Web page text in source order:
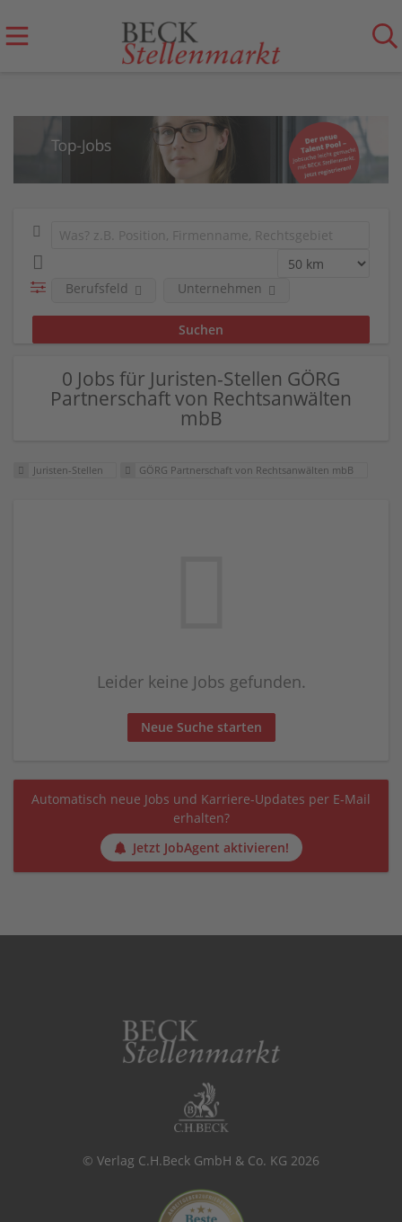
Berufsfeld Unternehmen
0 Jobs für Juristen-Stellen GÖRG
Partnerschaft von Rechtsanwälten
mbB
Juristen-Stellen GÖRG Partnerschaft von Rechtsanwälten mbB
Leider keine Jobs gefunden.
Neue Suche starten
Automatisch neue Jobs und Karriere-Updates per E-Mail
erhalten?
Jetzt JobAgent aktivieren!
© Verlag C.H.Beck GmbH & Co. KG 2026